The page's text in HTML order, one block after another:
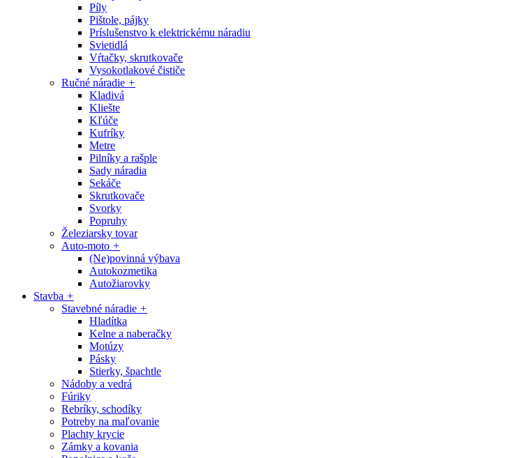
Píly
Pištole, pájky
Príslušenstvo k elektrickému náradiu
Svietidlá
Vŕtačky, skrutkovače
Vysokotlakové čističe
Ručné náradie +
Kladivá
Kliešte
Kľúče
Kufríky
Metre
Pilníky a rašple
Sady náradia
Sekáče
Skrutkovače
Svorky
Popruhy
Železiarsky tovar
Auto-moto +
(Ne)povinná výbava
Autokozmetika
Autožiarovky
Stavba +
Stavebné náradie +
Hladítka
Kelne a naberačky
Motúzy
Pásky
Stierky, špachtle
Nádoby a vedrá
Fúriky
Rebríky, schodíky
Potreby na maľovanie
Plachty krycie
Zámky a kovania